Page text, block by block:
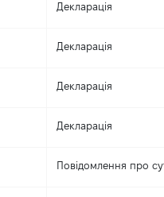
Декларація
Декларація
Декларація
Декларація
Повідомлення про